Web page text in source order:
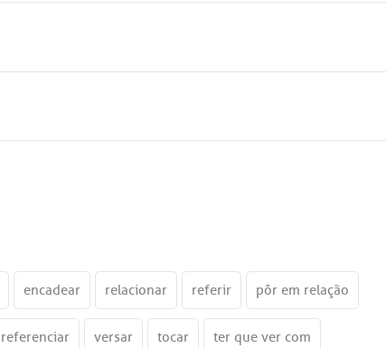
encadear relacionar referir pôr em relação
referenciar versar tocar ter que ver com